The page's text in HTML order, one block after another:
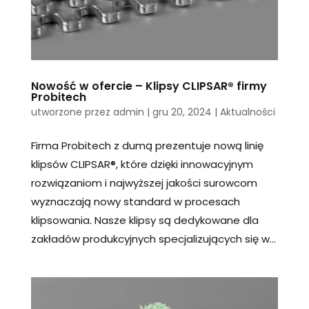
Nowość w ofercie – Klipsy CLIPSAR® firmy
Probitech
utworzone przez admin | gru 20, 2024 | Aktualności
Firma Probitech z dumą prezentuje nową linię
klipsów CLIPSAR®, które dzięki innowacyjnym
rozwiązaniom i najwyższej jakości surowcom
wyznaczają nowy standard w procesach
klipsowania. Nasze klipsy są dedykowane dla
zakładów produkcyjnych specjalizujących się w...